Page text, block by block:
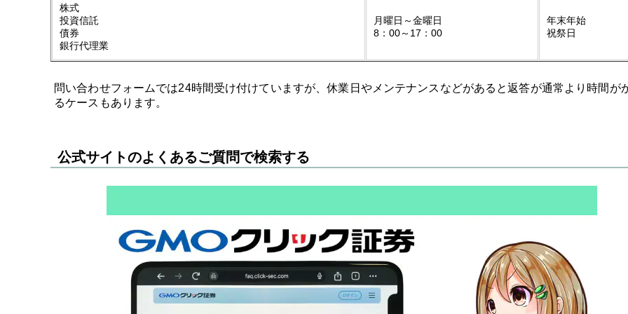
株式
投資信託
債券
銀行代理業
月曜日～金曜日
8：00～17：00
年末年始
祝祭日
問い合わせフォームでは24時間受け付けていますが、休業日やメンテナンスなどがあると返答が通常より時間が
るケースもあります。
公式サイトのよくあるご質問で検索する